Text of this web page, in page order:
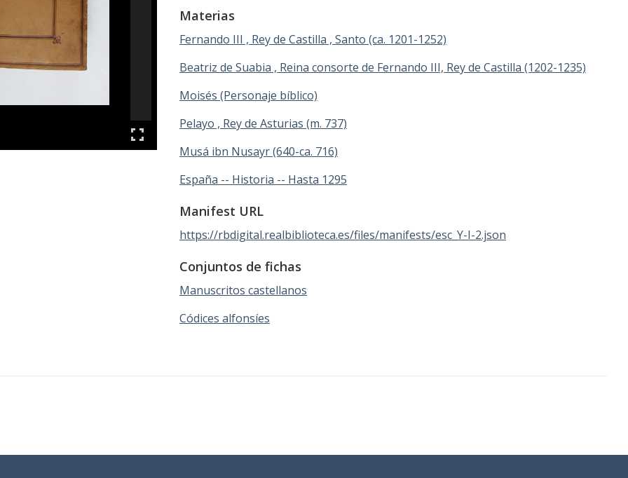
Materias
Fernando III , Rey de Castilla , Santo (ca. 1201-1252)
Beatriz de Suabia , Reina consorte de Fernando III, Rey de Castilla (1202-1235)
Moisés (Personaje bíblico)
Pelayo , Rey de Asturias (m. 737)
Musá ibn Nusayr (640-ca. 716)
España -- Historia -- Hasta 1295
Manifest URL
https://rbdigital.realbiblioteca.es/files/manifests/esc_Y-I-2.json
Conjuntos de fichas
Manuscritos castellanos
Códices alfonsíes